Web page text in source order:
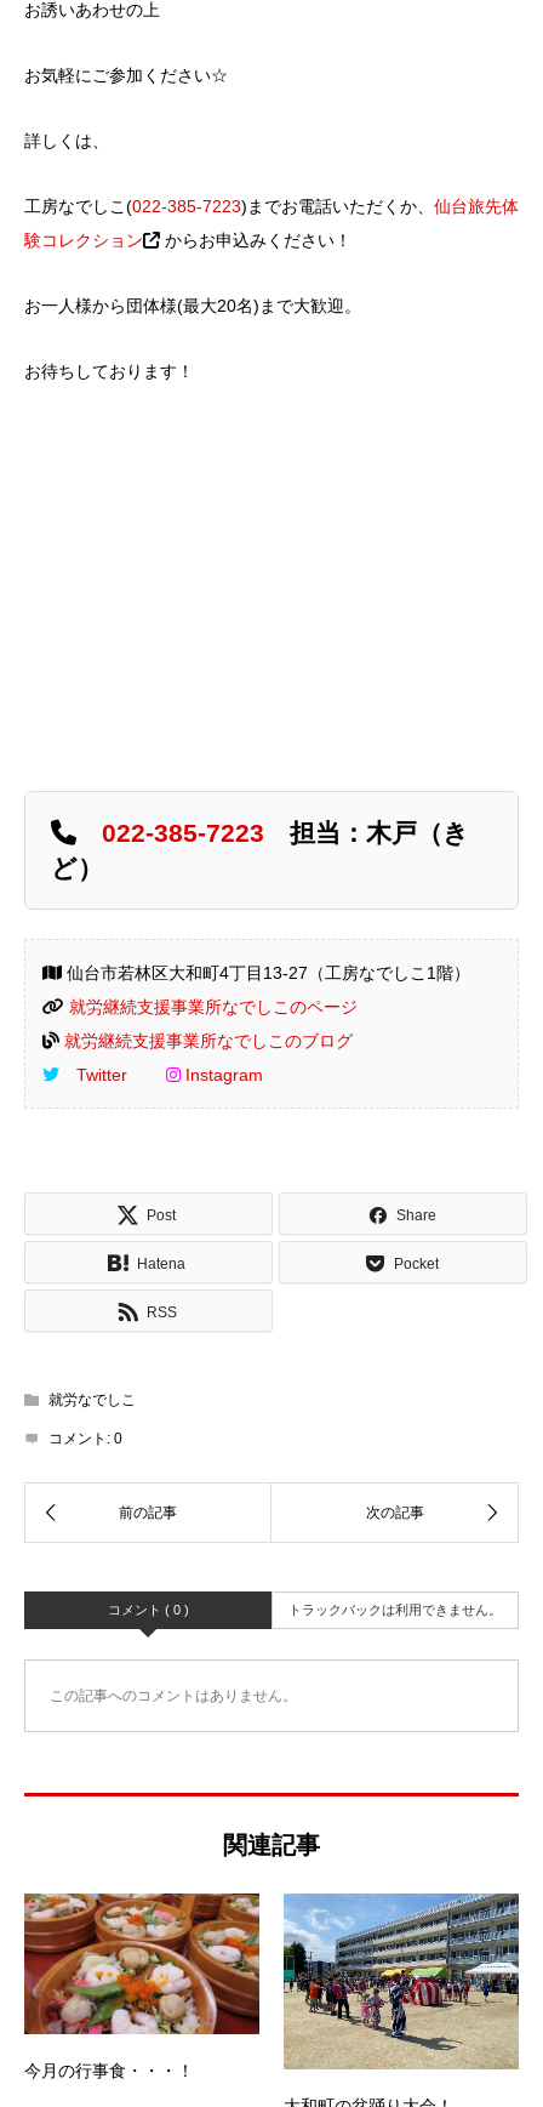
お誘いあわせの上
お気軽にご参加ください☆
詳しくは、
工房なでしこ(022-385-7223)までお電話いただくか、 仙台旅先体
験コレクション
からお申込みください！
お一人様から団体様(最大20名)まで大歓迎。
お待ちしております！
022-385-7223 担当：木戸（き
ど）
仙台市若林区大和町4丁目13-27（工房なでしこ1階）
就労継続支援事業所なでしこのページ
就労継続支援事業所なでしこのブログ
Twitter
Instagram
Post Share
Hatena Pocket
RSS
就労なでしこ
コメント: 0
コメント ( 0 ) トラックバックは利用できません。
この記事へのコメントはありません。
関連記事
今月の行事食・・・！